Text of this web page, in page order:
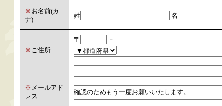
※ お名前(カ
ナ)
姓 名
※ ご住所
〒 －
※ メールアド
レス
確認のためもう一度お願いいたします。